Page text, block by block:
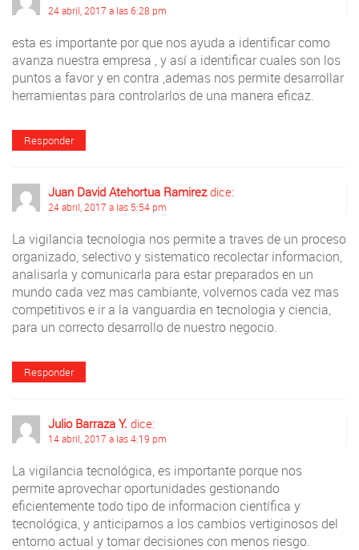
24 abril, 2017 a las 6:28 pm
esta es importante por que nos ayuda a identificar como
avanza nuestra empresa , y así a identificar cuales son los
puntos a favor y en contra ,ademas nos permite desarrollar
herramientas para controlarlos de una manera eficaz.
Responder
Juan David Atehortua Ramirez dice:
24 abril, 2017 a las 5:54 pm
La vigilancia tecnologia nos permite a traves de un proceso
organizado, selectivo y sistematico recolectar informacion,
analisarla y comunicarla para estar preparados en un
mundo cada vez mas cambiante, volvernos cada vez mas
competitivos e ir a la vanguardia en tecnologia y ciencia,
para un correcto desarrollo de nuestro negocio.
Responder
Julio Barraza Y. dice:
14 abril, 2017 a las 4:19 pm
La vigilancia tecnológica, es importante porque nos
permite aprovechar oportunidades gestionando
eficientemente todo tipo de informacion científica y
tecnológica, y anticiparnos a los cambios vertiginosos del
entorno actual y tomar decisiones con menos riesgo.